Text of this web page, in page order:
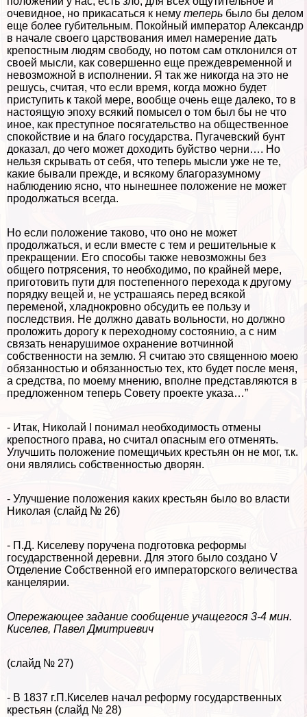
очевидное, но прикасаться к нему теперь было бы делом
еще более губительным. Покойный император Александр
в начале своего царствования имел намерение дать
крепостным людям свободу, но потом сам отклонился от
своей мысли, как совершенно еще преждевременной и
невозможной в исполнении. Я так же никогда на это не
решусь, считая, что если время, когда можно будет
приступить к такой мере, вообще очень еще далеко, то в
настоящую эпоху всякий помысел о том был бы не что
иное, как преступное посягательство на общественное
спокойствие и на благо государства. Пугачевский бунт
доказал, до чего может доходить буйство черни…. Но
нельзя скрывать от себя, что теперь мысли уже не те,
какие бывали прежде, и всякому благоразумному
наблюдению ясно, что нынешнее положение не может
продолжаться всегда.
Но если положение таково, что оно не может
продолжаться, и если вместе с тем и решительные к
прекращении. Его способы также невозможны без
общего потрясения, то необходимо, по крайней мере,
приготовить пути для постепенного перехода к другому
порядку вещей и, не устрашаясь перед всякой
переменой, хладнокровно обсудить ее пользу и
последствия. Не должно давать вольности, но должно
проложить дорогу к переходному состоянию, а с ним
связать ненарушимое охранение вотчинной
собственности на землю. Я считаю это священною моею
обязанностью и обязанностью тех, кто будет после меня,
а средства, по моему мнению, вполне представляются в
предложенном теперь Совету проекте указа…”
- Итак, Николай I понимал необходимость отмены
крепостного права, но считал опасным его отменять.
Улучшить положение помещичьих крестьян он не мог, т.к.
они являлись собственностью дворян.
- Улучшение положения каких крестьян было во власти
Николая (слайд № 26)
- П.Д. Киселеву поручена подготовка реформы
государственной деревни. Для этого было создано V
Отделение Собственной его императорского величества
канцелярии.
Опережающее задание сообщение учащегося 3-4 мин.
Киселев, Павел Дмитриевич
(слайд № 27)
- В 1837 г.П.Киселев начал реформу государственных
крестьян (слайд № 28)